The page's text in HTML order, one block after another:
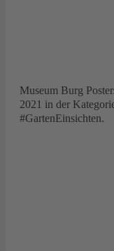
Museum Burg
2021 in der
#GartenEinsichten.